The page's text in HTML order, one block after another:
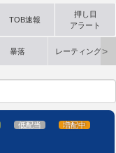
TOB速報
押し目
アラート
暴落 レーティング格
低配当 増配中